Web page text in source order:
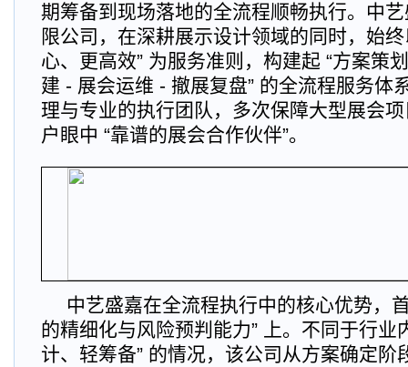
期筹备到现场落地的全流程顺畅执行。中
限公司，在深耕展示设计领域的同时，始
心、更高效” 为服务准则，构建起 “方案策
建 - 展会运维 - 撤展复盘” 的全流程服务体
理与专业的执行团队，多次保障大型展会
户眼中 “靠谱的展会合作伙伴”。
中艺盛嘉在全流程执行中的核心优势，
的精细化与风险预判能力” 上。不同于行业
计、轻筹备” 的情况，该公司从方案确定阶